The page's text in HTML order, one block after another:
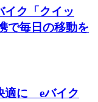
イク「クイッ
で毎日の移動を
適に eバイク